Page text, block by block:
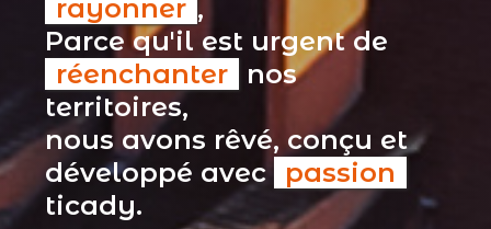
rayonner ,
Parce qu'il est urgent de
réenchanter
nos
territoires,
nous avons rêvé, conçu et
développé avec passion
ticady.